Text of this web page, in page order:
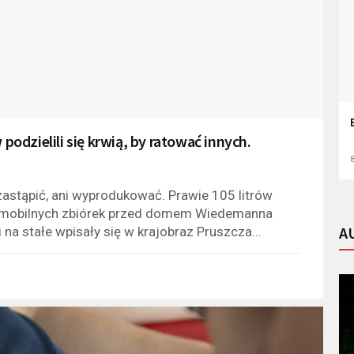
się krwią, by ratować innych.
ani wyprodukować. Prawie 105 litrów
zbiórek przed domem Wiedemanna
stałe wpisały się w krajobraz Pruszcza...